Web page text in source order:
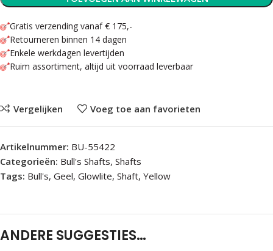
Gratis verzending vanaf € 175,-
Retourneren binnen 14 dagen
Enkele werkdagen levertijden
Ruim assortiment, altijd uit voorraad leverbaar
Vergelijken Voeg toe aan favorieten
Artikelnummer: BU-55422
Categorieën: Bull's Shafts, Shafts
Tags: Bull's, Geel, Glowlite, Shaft, Yellow
ANDERE SUGGESTIES…